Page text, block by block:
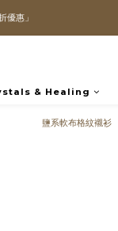
優惠」
& Healing